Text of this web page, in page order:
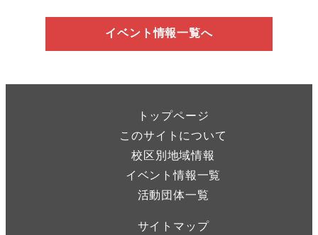
イベント情報一覧へ
トップページ
このサイトについて
校区別地域情報
イベント情報一覧
活動団体一覧
サイトマップ